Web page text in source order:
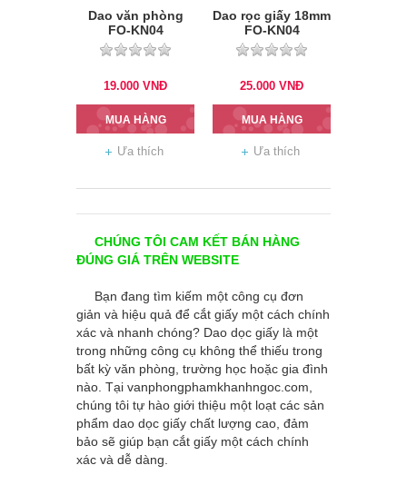
Dao văn phòng
FO-KN04
19.000 VNĐ
MUA HÀNG
Ưa thích
Dao rọc giấy 18mm
FO-KN04
25.000 VNĐ
MUA HÀNG
Ưa thích
CHÚNG TÔI CAM KẾT BÁN HÀNG
ĐÚNG GIÁ TRÊN WEBSITE
Bạn đang tìm kiếm một công cụ đơn
giản và hiệu quả để cắt giấy một cách chính
xác và nhanh chóng? Dao dọc giấy là một
trong những công cụ không thể thiếu trong
bất kỳ văn phòng, trường học hoặc gia đình
nào. Tại vanphongphamkhanhngoc.com
chúng tôi tự hào giới thiệu một loạt các sản
phẩm dao dọc giấy chất lượng cao, đảm
bảo sẽ giúp bạn cắt giấy một cách chính
xác và dễ dàng.